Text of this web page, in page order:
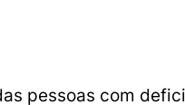
pessoas com